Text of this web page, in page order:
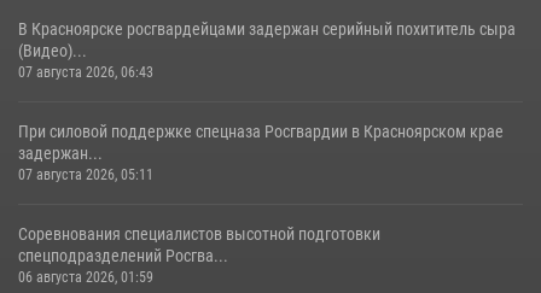
В Красноярске росгвардейцами задержан серийный похититель сыра
(Видео)...
07 августа 2026, 06:43
При силовой поддержке спецназа Росгвардии в Красноярском крае
задержан...
07 августа 2026, 05:11
Соревнования специалистов высотной подготовки
спецподразделений Росгва...
06 августа 2026, 01:59